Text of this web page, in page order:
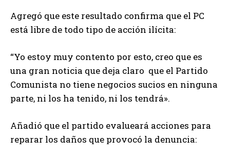
Agregó que este resultado confirma que el PC
está libre de todo tipo de acción ilícita:
“Yo estoy muy contento por esto, creo que es
una gran noticia que deja claro que el Partido
Comunista no tiene negocios sucios en ninguna
parte, ni los ha tenido, ni los tendrá».
Añadió que el partido evalueará acciones para
reparar los daños que provocó la denuncia: